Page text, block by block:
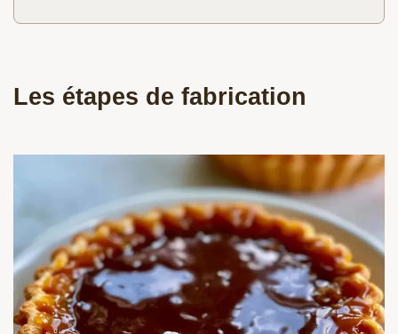
Les étapes de fabrication